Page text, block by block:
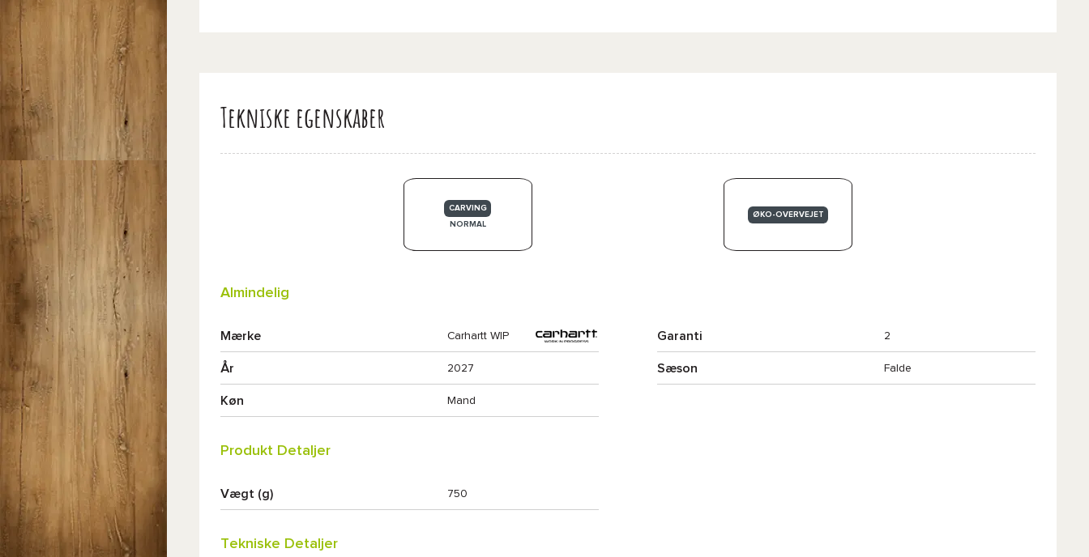
Tekniske egenskaber
CARVING
NORMAL
ØKO-OVERVEJET
Almindelig
Mærke Carhartt WIP Garanti 2
År 2027 Sæson Falde
Køn Mand
Produkt Detaljer
Vægt (g) 750
Tekniske Detaljer